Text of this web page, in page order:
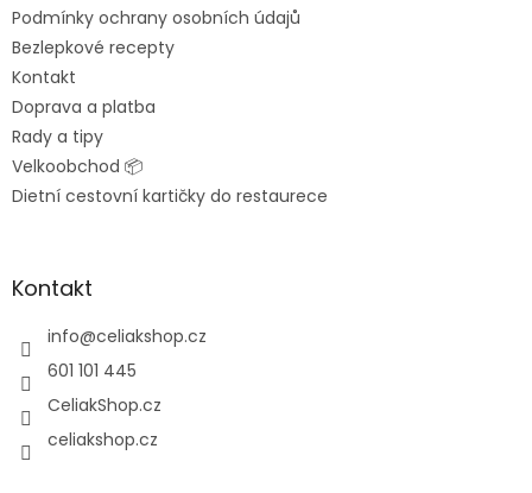
Podmínky ochrany osobních údajů
Bezlepkové recepty
Kontakt
Doprava a platba
Rady a tipy
Velkoobchod 📦
Dietní cestovní kartičky do restaurece
Kontakt
info@celiakshop.cz
601 101 445
CeliakShop.cz
celiakshop.cz